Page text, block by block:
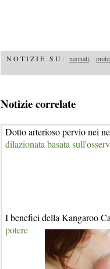
NOTIZIE SU: neonati,
Notizie correlate
Dotto arterioso pervio nei
dilazionata basata
I benefici della Kangaroo
potere